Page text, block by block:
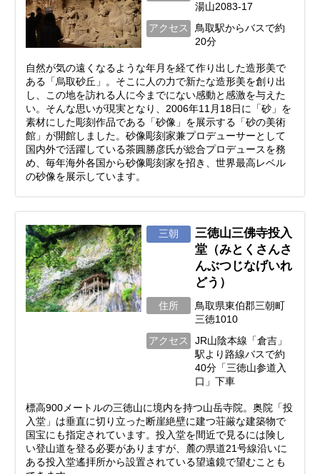
湯山2083-17
アクセス
鳥取駅からバスで約
20分
自然が気の遠くなるような年月を経て作り出した造形美で
ある「烏取砂丘」。そこに人の力で新たな造形美を創り出
し、この地を訪れる人に今までにない感動と感激を与えた
い。そんな思いが現実となり、2006年11月18日に「砂」を
素材にした彫刻作品である「砂像」を展示する「砂の美術
館」が開館しました。砂像彫刻家兼プロデューサーとして
国内外で活躍している茶圓勝彦氏が総合プロデュースを務
め、毎年海外各国から砂像彫刻家を招き、世界最高レベル
の砂像を展示しています。
三朝
三徳山三佛寺投入
堂（みとくさんさ
んぶつじなげいれ
どう）
住所
鳥取県東伯郡三朝町
三徳1010
アクセス
JR山陰本線「倉吉」
駅より路線バスで約
40分「三徳山参道入
口」下車
標高900メートルの三徳山に境内を持つ山岳寺院。奥院「投
入堂」は垂直に切り立った断崖絶壁に建つ荘厳な建築物で
国宝にも指定されています。投入堂を間近で見るには険し
い登山道を登る必要がありますが、麓の県道21号線沿いに
ある投入堂遙拝所から設置されている望遠鏡で望むことも